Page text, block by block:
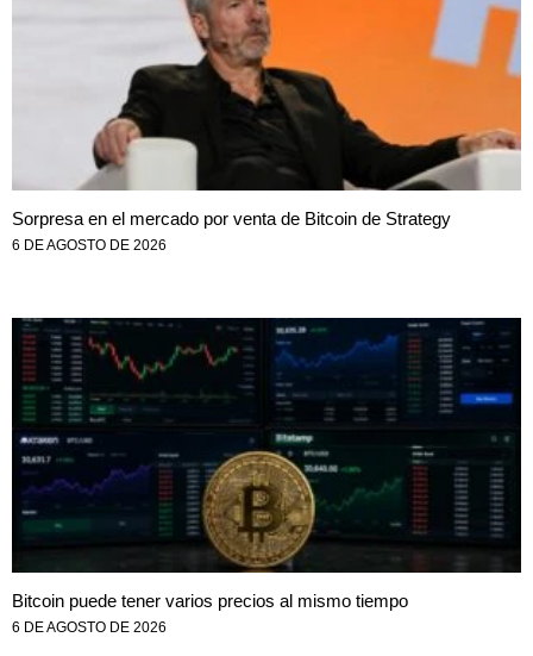
Sorpresa en el mercado por venta de Bitcoin de Strategy
6 DE AGOSTO DE 2026
Bitcoin puede tener varios precios al mismo tiempo
6 DE AGOSTO DE 2026